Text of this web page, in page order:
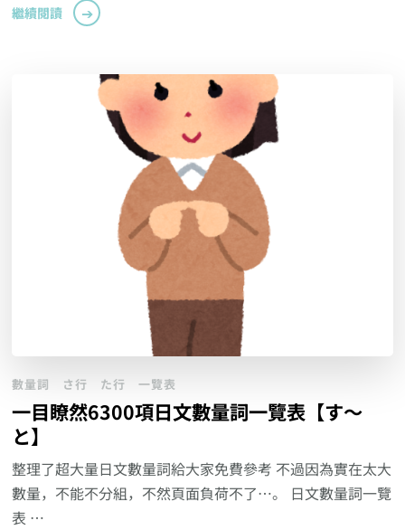
繼續閱讀
數量詞 さ行 た行 一覽表
一目瞭然6300項日文數量詞一覽表【す～
と】
整理了超大量日文數量詞給大家免費參考 不過因為實在太大
數量，不能不分組，不然頁面負荷不了…。 日文數量詞一覽
表 …